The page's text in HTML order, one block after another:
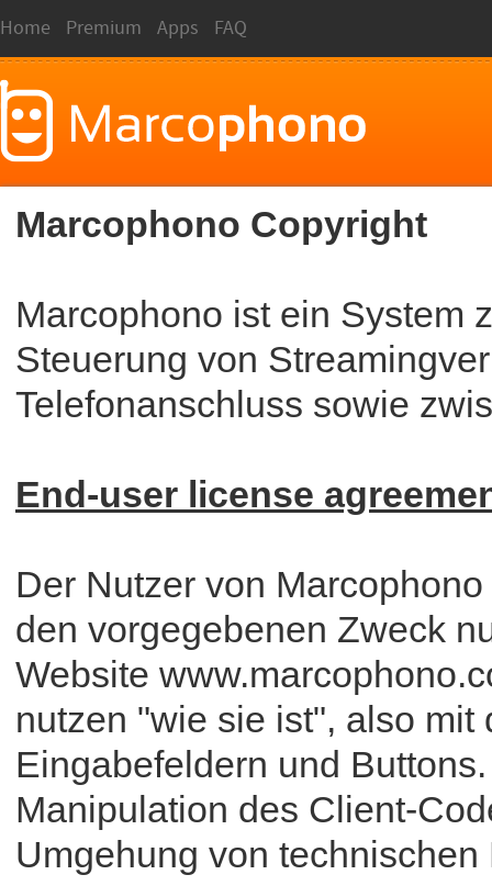
Home Premium Apps FAQ
Marcophono Copyright
Marcophono ist ein System
Steuerung von
Telefonanschluss sowie
End-user license
Der Nutzer von
den vorgegebenen Zweck
Website
nutzen "wie sie ist", also
Eingabefeldern und
Manipulation des Client-
Umgehung von